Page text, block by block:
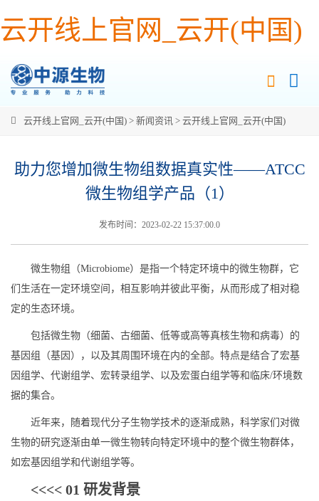
云开线上官网_云开(中国)
云开线上官网_云开(中国) > 新闻资讯 > 云开线上官网_云开(中国)
助力您增加微生物组数据真实性——ATCC
微生物组学产品（1）
发布时间：2023-02-22 15:37:00.0
微生物组（Microbiome）是指一个特定环境中的微生物群，它
们生活在一定环境空间，相互影响并彼此平衡，从而形成了相对稳
定的生态环境。
包括微生物（细菌、古细菌、低等或高等真核生物和病毒）的
基因组（基因），以及其周围环境在内的全部。特点是结合了宏基
因组学、代谢组学、宏转录组学、以及宏蛋白组学等和临床/环境数
据的集合。
近年来，随着现代分子生物学技术的逐渐成熟，科学家们对微
生物的研究逐渐由单一微生物转向特定环境中的整个微生物群体，
如宏基因组学和代谢组学等。
<<<< 01 研发背景